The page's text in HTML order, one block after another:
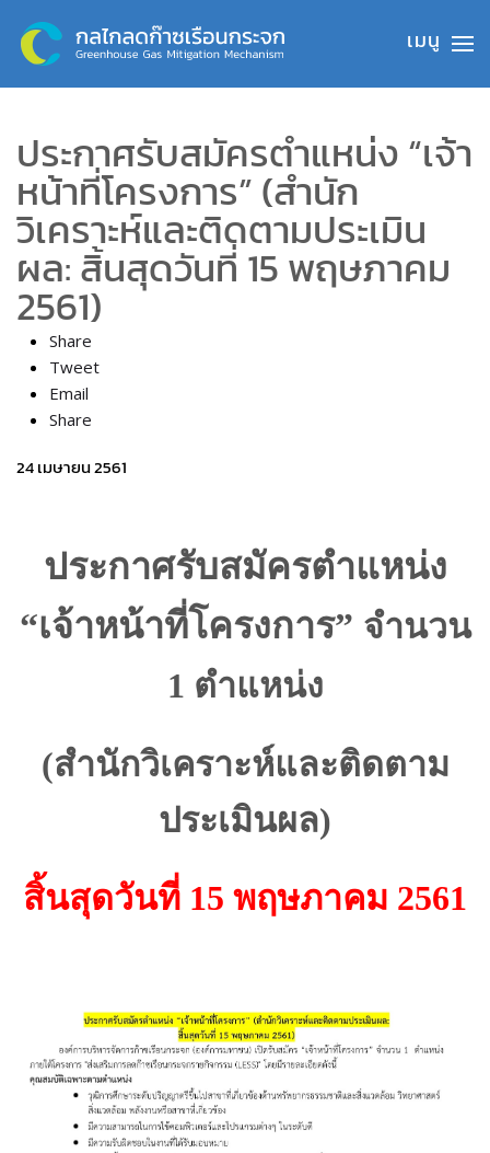
Skip to main content
ประกาศรับสมัครตำแหน่ง “เจ้า
หน้าที่โครงการ” (สำนัก
วิเคราะห์และติดตามประเมิน
ผล: สิ้นสุดวันที่ 15 พฤษภาคม
2561)
Share
Tweet
Email
Share
24 เมษายน 2561
ประกาศรับสมัครตำแหน่ง
“เจ้าหน้าที่โครงการ” จำนวน
1 ตำแหน่ง
(สำนักวิเคราะห์และติดตาม
ประเมินผล)
สิ้นสุดวันที่ 15 พฤษภาคม 2561